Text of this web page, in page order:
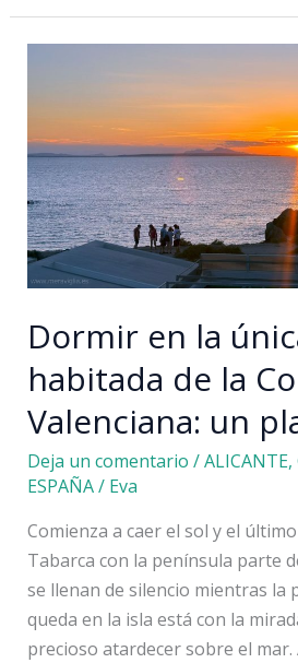
la
Comunidad
escapada
a
Alcoy
Dormir en la
habitada de la
Valenciana: un
Deja un comentario /ALICANTE,
ESPAÑA/ Eva
Comienza a caer el sol y el
Tabarca con la península parte
se llenan de silencio mientras la
queda en la isla está con la
precioso atardecer sobre el mar.